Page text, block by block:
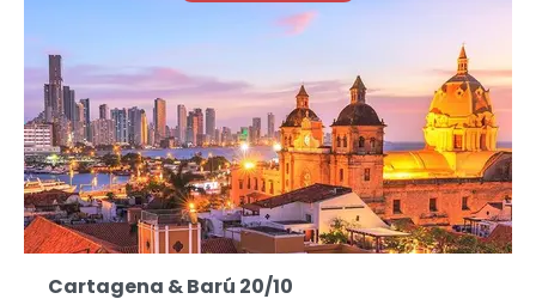
Cartagena & Barú 20/10